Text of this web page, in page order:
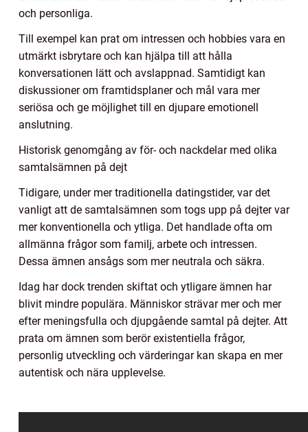
och personliga.
Till exempel kan prat om intressen och hobbies vara en
utmärkt isbrytare och kan hjälpa till att hålla
konversationen lätt och avslappnad. Samtidigt kan
diskussioner om framtidsplaner och mål vara mer
seriösa och ge möjlighet till en djupare emotionell
anslutning.
Historisk genomgång av för- och nackdelar med olika
samtalsämnen på dejt
Tidigare, under mer traditionella datingstider, var det
vanligt att de samtalsämnen som togs upp på dejter var
mer konventionella och ytliga. Det handlade ofta om
allmänna frågor som familj, arbete och intressen.
Dessa ämnen ansågs som mer neutrala och säkra.
Idag har dock trenden skiftat och ytligare ämnen har
blivit mindre populära. Människor strävar mer och mer
efter meningsfulla och djupgående samtal på dejter. Att
prata om ämnen som berör existentiella frågor,
personlig utveckling och värderingar kan skapa en mer
autentisk och nära upplevelse.